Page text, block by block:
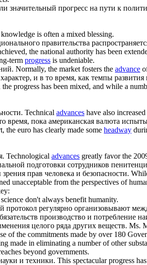
значительный прогресс на пути к
is often a mixed blessing.
правительства
the national authority has been
term progress is undeniable.
Normally, the market fosters the advance
и в то время, как темпы
progress has been mixed, and while a
Technical advances have also
время, пока американская валюта
the euro has clearly made some headway
Technological advances greatly favor the
подготовки сотрудников
прав человека и безопасности.
unacceptable from the perspectives of
don't always benefit humanity.
регулярно организовывают
производство и
целого ряда других веществ. Ms.
of the commitments made by over 180
made in eliminating a number of other
beyond governments.
и техники. This spectacular progress